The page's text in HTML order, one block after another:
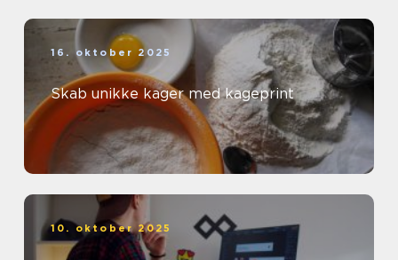
16. oktober 2025
Skab unikke kager med kageprint
10. oktober 2025